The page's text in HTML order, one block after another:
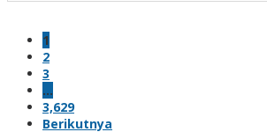
1
2
3
…
3,629
Berikutnya